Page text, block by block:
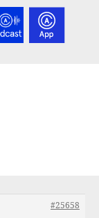
#25658